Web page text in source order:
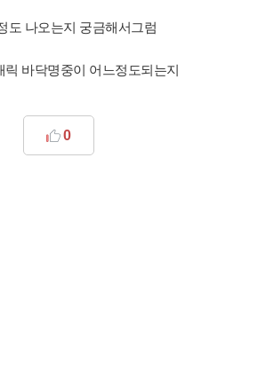
도 나오는지 궁금해서그럼
바닥명중이 어느정도되는지
0